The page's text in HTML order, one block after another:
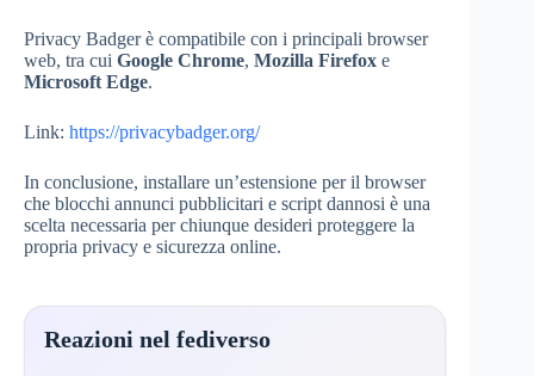
Privacy Badger è compatibile con i principali browser
web, tra cui Google Chrome, Mozilla Firefox e
Microsoft Edge.
Link: https://privacybadger.org/
In conclusione, installare un’estensione per il browser
che blocchi annunci pubblicitari e script dannosi è una
scelta necessaria per chiunque desideri proteggere la
propria privacy e sicurezza online.
Reazioni nel fediverso